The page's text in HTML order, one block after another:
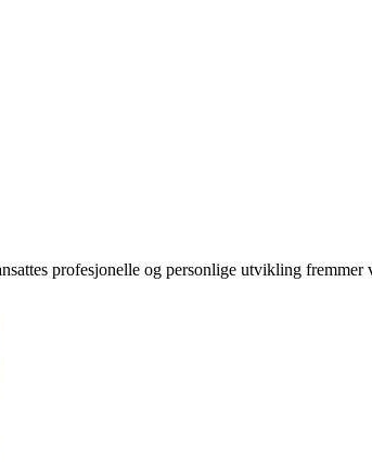
profesjonelle og personlige utvikling